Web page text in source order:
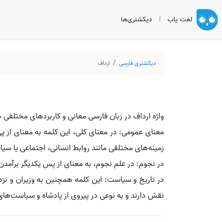
لغت یاب | دیکشنری‌ها
دیکشنری فارسی ارداف
واژه ارداف در زبان فارسی معانی و کاربردهای
معنای عمومی: در معنای کلی، این کلمه به معنای
زمینه‌های مختلفی مانند روابط انسانی، اجتماعی یا
در نجوم: در علم نجوم، به معنای از پس یکدیگر
در تاریخ و سیاست: این کلمه همچنین به وزیران و
نقش دارند و به نوعی در پیروی از پادشاه و